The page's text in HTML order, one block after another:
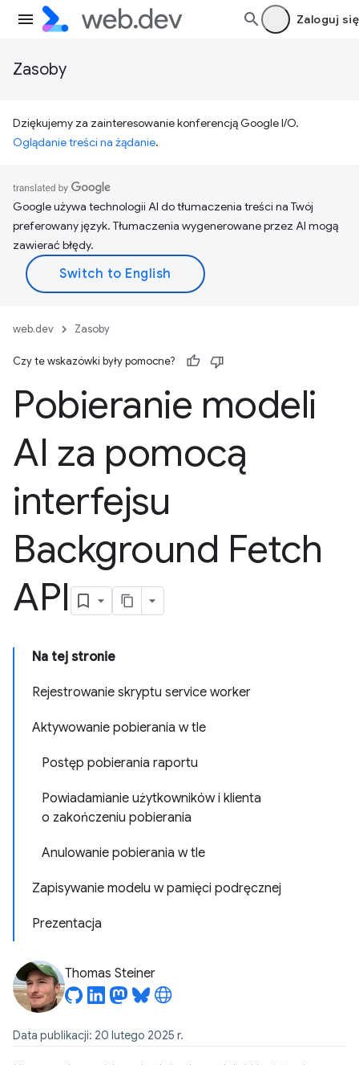
Zaloguj się
Zasoby
Dziękujemy za zainteresowanie konferencją Google I/O.
Oglądanie treści na żądanie.
Google używa technologii AI do tłumaczenia treści na Twój
preferowany język. Tłumaczenia wygenerowane przez AI mogą
zawierać błędy.
web.dev Zasoby
Czy te wskazówki były pomocne?
Pobieranie modeli
AI za pomocą
interfejsu
Background Fetch
API
Na tej stronie
Rejestrowanie skryptu service worker
Aktywowanie pobierania w tle
Postęp pobierania raportu
Powiadamianie użytkowników i klienta
o zakończeniu pobierania
Anulowanie pobierania w tle
Zapisywanie modelu w pamięci podręcznej
Prezentacja
Thomas Steiner
Data publikacji: 20 lutego 2025 r.